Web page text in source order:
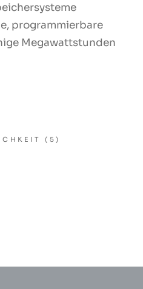
programmierbare
Megawattstunden
(5)